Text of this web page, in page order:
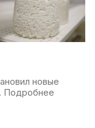
новые
Подробнее